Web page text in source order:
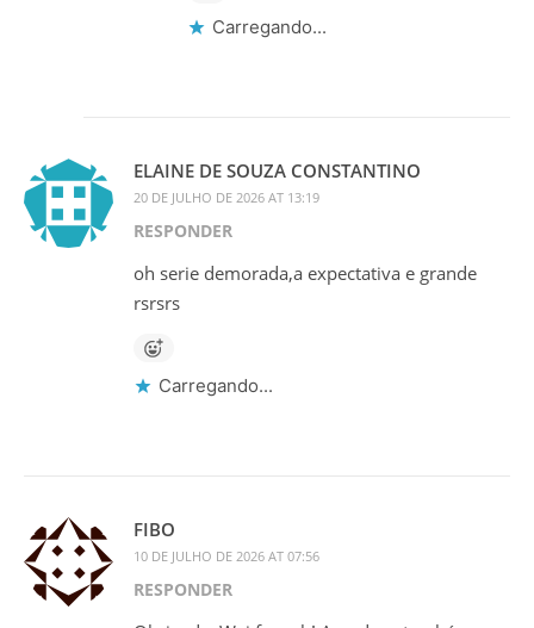
Carregando...
ELAINE DE SOUZA CONSTANTINO
20 DE JULHO DE 2026 AT 13:19
RESPONDER
oh serie demorada,a expectativa e grande
rsrsrs
Carregando...
FIBO
10 DE JULHO DE 2026 AT 07:56
RESPONDER